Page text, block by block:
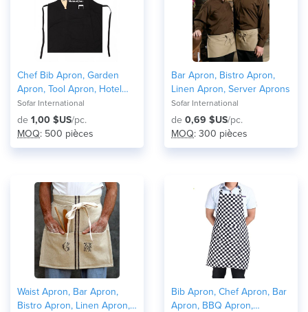
Chef Bib Apron, Garden
Apron, Tool Apron, Hotel
Bib Aprons
Sofar International
de 1,00 $US/pc.
MOQ: 500 pièces
Bar Apron, Bistro Apron,
Linen Apron, Server Aprons
Sofar International
de 0,69 $US/pc.
MOQ: 300 pièces
Waist Apron, Bar Apron,
Bistro Apron, Linen Apron,
Bib Apron, Chef Apron, Bar
Apron, BBQ Apron,